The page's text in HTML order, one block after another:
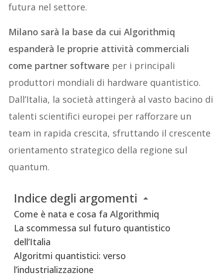
futura nel settore.
Milano sarà la base da cui Algorithmiq
espanderà le proprie attività commerciali
come partner software per i principali
produttori mondiali di hardware quantistico.
Dall’Italia, la società attingerà al vasto bacino di
talenti scientifici europei per rafforzare un
team in rapida crescita, sfruttando il crescente
orientamento strategico della regione sul
quantum.
Indice degli argomenti
Come è nata e cosa fa Algorithmiq
La scommessa sul futuro quantistico
dell’Italia
Algoritmi quantistici: verso
l’industrializzazione